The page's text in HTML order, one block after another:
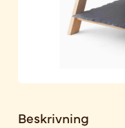
Beskrivning